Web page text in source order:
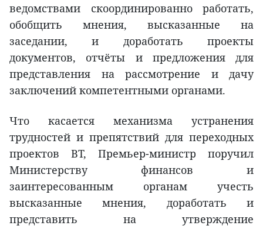
ведомствами скоординированно работать,
обобщить мнения, высказанные на
заседании, и доработать проекты
документов, отчёты и предложения для
представления на рассмотрение и дачу
заключений компетентными органами.
Что касается механизма устранения
трудностей и препятствий для переходных
проектов BT, Премьер-министр поручил
Министерству финансов и
заинтересованным органам учесть
высказанные мнения, доработать и
представить на утверждение